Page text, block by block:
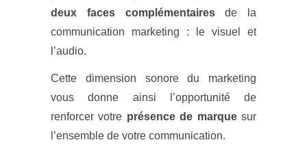
deux faces complémentairesde la
communication marketing : le visuel et
l’audio.
Cette dimension sonore du marketing
vous donne ainsi l’opportunité de
renforcer votre présence de marquesur
l’ensemble de votre communication.